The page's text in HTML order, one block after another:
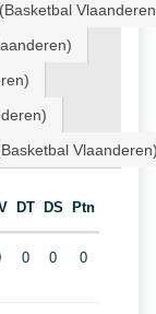
DT DS Ptn
0 0 0